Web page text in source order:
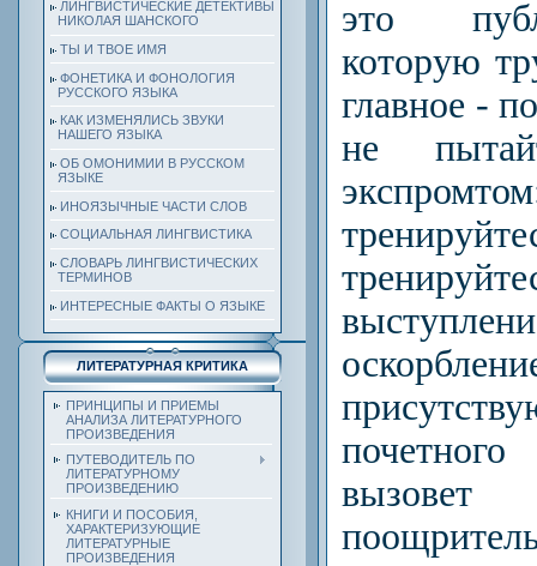
ЛИНГВИСТИЧЕСКИЕ ДЕТЕКТИВЫ
НИКОЛАЯ ШАНСКОГО
ТЫ И ТВОЕ ИМЯ
ФОНЕТИКА И ФОНОЛОГИЯ
РУССКОГО ЯЗЫКА
КАК ИЗМЕНЯЛИСЬ ЗВУКИ
НАШЕГО ЯЗЫКА
ОБ ОМОНИМИИ В РУССКОМ
ЯЗЫКЕ
ИНОЯЗЫЧНЫЕ ЧАСТИ СЛОВ
СОЦИАЛЬНАЯ ЛИНГВИСТИКА
СЛОВАРЬ ЛИНГВИСТИЧЕСКИХ
ТЕРМИНОВ
ИНТЕРЕСНЫЕ ФАКТЫ О ЯЗЫКЕ
ЛИТЕРАТУРНАЯ КРИТИКА
ПРИНЦИПЫ И ПРИЕМЫ
АНАЛИЗА ЛИТЕРАТУРНОГО
ПРОИЗВЕДЕНИЯ
ПУТЕВОДИТЕЛЬ ПО
ЛИТЕРАТУРНОМУ
ПРОИЗВЕДЕНИЮ
КНИГИ И ПОСОБИЯ,
ХАРАКТЕРИЗУЮЩИЕ
ЛИТЕРАТУРНЫЕ
ПРОИЗВЕДЕНИЯ
это
которую
главное -
не